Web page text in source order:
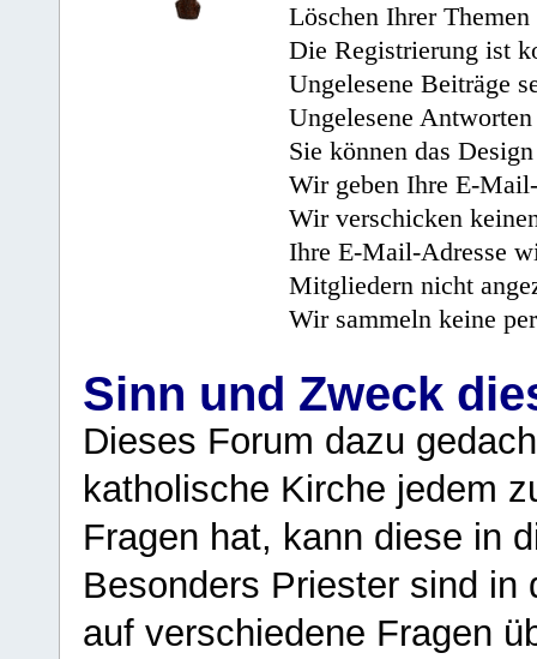
Löschen Ihrer
Die Registrierung ist
Ungelesene Beiträge
Ungelesene
Sie können das
Wir geben Ihre E-
Wir verschicken
Ihre E-Mail-Adresse
Mitgliedern nicht
Wir sammeln keine
Sinn und Zweck
Dieses Forum dazu
katholische Kirche jedem
Fragen hat, kann diese in
Besonders Priester sind in
auf verschiedene Fragen